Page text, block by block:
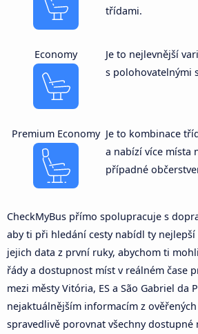
třídami.
Economy
Je to nejlevnější
s polohovatelnými
Premium Economy Je to kombinace
a nabízí více místa
případné
CheckMyBus přímo spolupracuje s
aby ti při hledání cesty nabídl ty nejlepší
jejich data z první ruky, abychom ti
řády a dostupnost míst v reálném čase
mezi městy Vitória, ES a São Gabriel da
nejaktuálnějším informacím z
spravedlivě porovnat všechny dostupné